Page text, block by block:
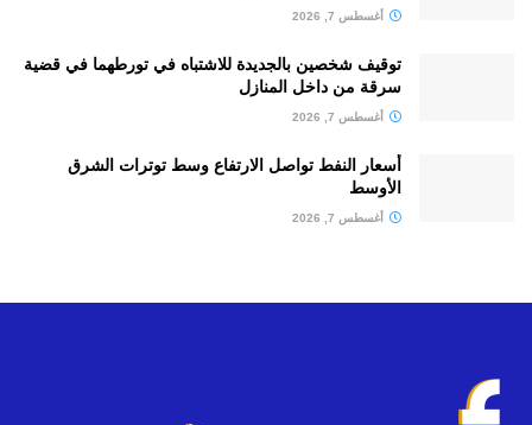
أغسطس 7, 2026
توقيف شخصين بالجديدة للاشتباه في تورطهما في قضية
سرقة من داخل المنازل
أغسطس 7, 2026
أسعار النفط تواصل الارتفاع وسط توترات الشرق
الأوسط
أغسطس 7, 2026